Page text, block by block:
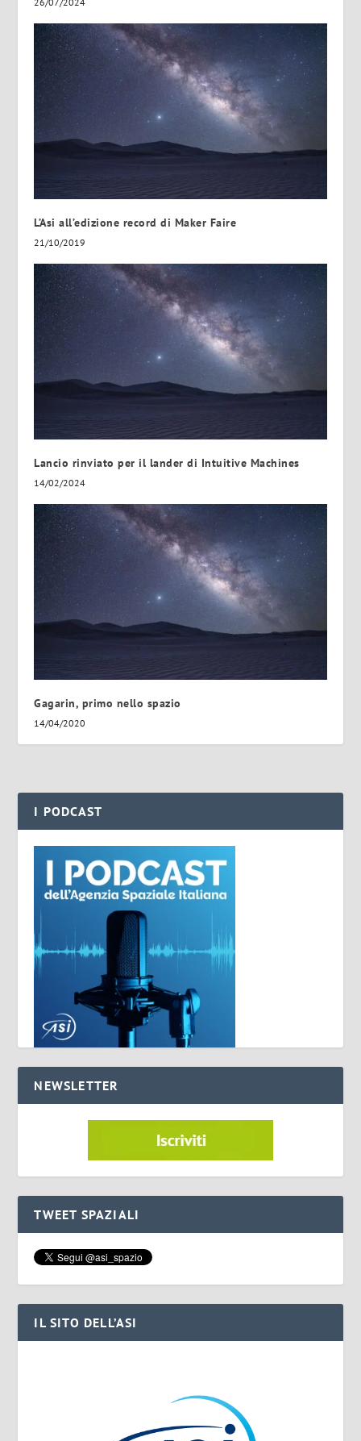
L’Asi all’edizione record di Maker Faire
21/10/2019
Lancio rinviato per il lander di Intuitive Machines
14/02/2024
Gagarin, primo nello spazio
14/04/2020
I PODCAST
NEWSLETTER
TWEET SPAZIALI
IL SITO DELL’ASI